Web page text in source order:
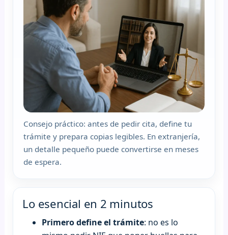
Consejo práctico: antes de pedir cita, define tu
trámite y prepara copias legibles. En extranjería,
un detalle pequeño puede convertirse en meses
de espera.
Lo esencial en 2 minutos
Primero define el trámite: no es lo